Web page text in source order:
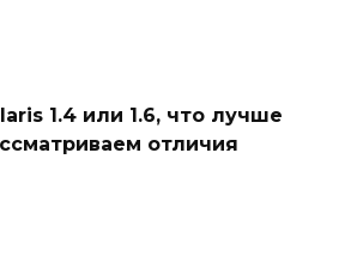
1.4 или 1.6, что лучше
отличия